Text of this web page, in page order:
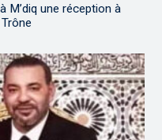
M’diq une réception à